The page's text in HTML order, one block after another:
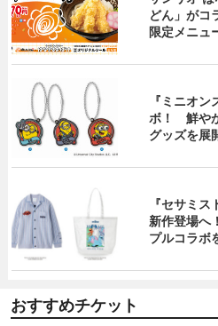
どん」が
限定メニュ
『ミニオ
ボ！ 鮮や
グッズを展
『セサミ
新作登場へ
プルコラボ
おすすめチケット